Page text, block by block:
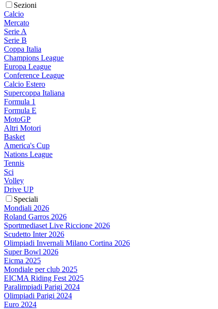
Sezioni
Calcio
Mercato
Serie A
Serie B
Coppa Italia
Champions League
Europa League
Conference League
Calcio Estero
Supercoppa Italiana
Formula 1
Formula E
MotoGP
Altri Motori
Basket
America's Cup
Nations League
Tennis
Sci
Volley
Drive UP
Speciali
Mondiali 2026
Roland Garros 2026
Sportmediaset Live Riccione 2026
Scudetto Inter 2026
Olimpiadi Invernali Milano Cortina 2026
Super Bowl 2026
Eicma 2025
Mondiale per club 2025
EICMA Riding Fest 2025
Paralimpiadi Parigi 2024
Olimpiadi Parigi 2024
Euro 2024